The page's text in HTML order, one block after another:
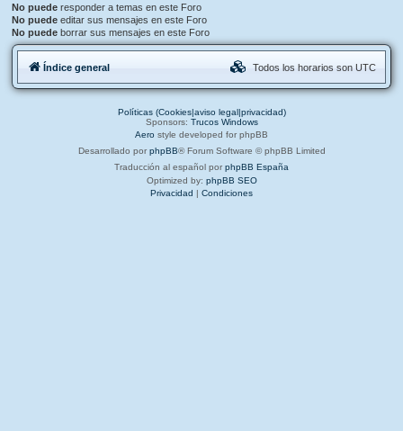
No puede responder a temas en este Foro
No puede editar sus mensajes en este Foro
No puede borrar sus mensajes en este Foro
Índice general Todos los horarios son UTC
Políticas (Cookies|aviso legal|privacidad)
Sponsors: Trucos Windows
Aero style developed for phpBB
Desarrollado por phpBB® Forum Software © phpBB Limited
Traducción al español por phpBB España
Optimized by: phpBB SEO
Privacidad | Condiciones